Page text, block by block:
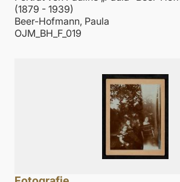
(1879 - 1939)
Beer-Hofmann, Paula
OJM_BH_F_019